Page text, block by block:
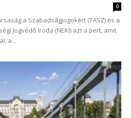
0
a Szabadságjogokért (TASZ) és a
Jogvédő Iroda (NEKI) azt a pert, amit
a...